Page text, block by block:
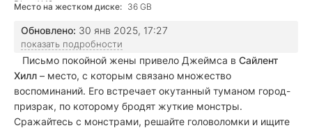
DirectX 12
Место на жестком диске: 36 GB
Обновлено: 30 янв 2025, 17:27
показать подробности
Письмо покойной жены привело Джеймса в Сайлент
Хилл – место, с которым связано множество
воспоминаний. Его встречает окутанный туманом город-
призрак, по которому бродят жуткие монстры.
Сражайтесь с монстрами, решайте головоломки и ищите